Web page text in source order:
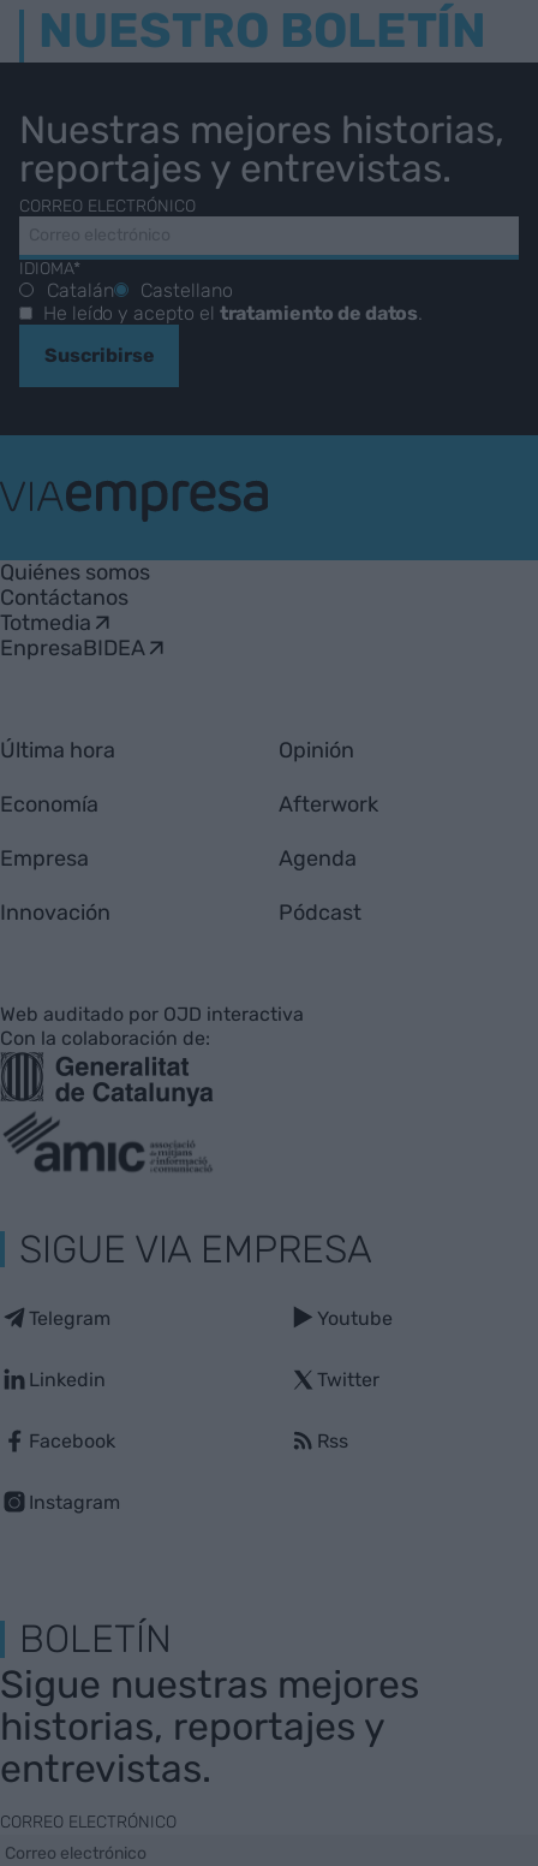
NUESTRO BOLETÍN
Nuestras mejores historias,
reportajes y entrevistas.
CORREO ELECTRÓNICO
IDIOMA*
Catalán
Castellano
He leído y acepto el tratamiento de datos
Suscribirse
Empresa
Quiénes somos
Contáctanos
Totmedia
EnpresaBIDEA
Última hora
Economía
Empresa
Innovación
Opinión
Afterwork
Agenda
Pódcast
Web auditado por OJD interactiva
Con la colaboración de:
SIGUE VIA EMPRESA
Telegram
Linkedin
Facebook
Instagram
Youtube
Twitter
Rss
BOLETÍN
Sigue nuestras mejores
historias, reportajes y
entrevistas.
CORREO ELECTRÓNICO